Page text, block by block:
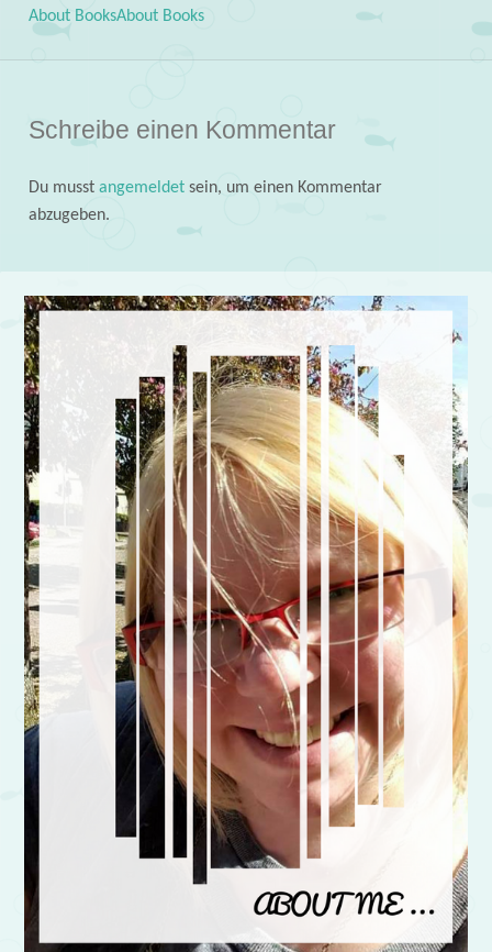
About BooksAbout Books
Schreibe einen Kommentar
Du musst angemeldetsein, um einen Kommentar
abzugeben.